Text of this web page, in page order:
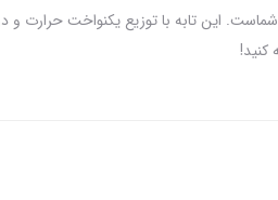
شماست. این تابه با توزیع یکنواخت